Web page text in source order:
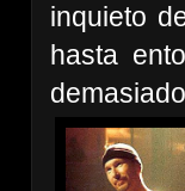
inquieto
hasta